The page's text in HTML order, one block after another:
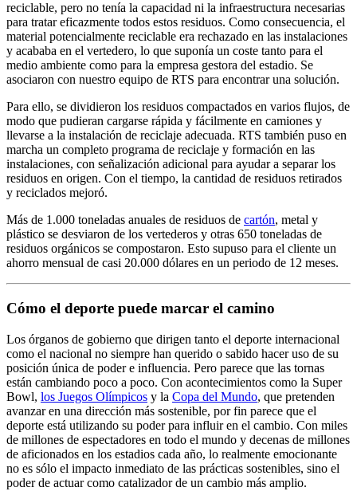
reciclable, pero no tenía la capacidad ni la infraestructura necesarias
para tratar eficazmente todos estos residuos. Como consecuencia, el
material potencialmente reciclable era rechazado en las instalaciones
y acababa en el vertedero, lo que suponía un coste tanto para el
medio ambiente como para la empresa gestora del estadio. Se
asociaron con nuestro equipo de RTS para encontrar una solución.
Para ello, se dividieron los residuos compactados en varios flujos, de
modo que pudieran cargarse rápida y fácilmente en camiones y
llevarse a la instalación de reciclaje adecuada. RTS también puso en
marcha un completo programa de reciclaje y formación en las
instalaciones, con señalización adicional para ayudar a separar los
residuos en origen. Con el tiempo, la cantidad de residuos retirados
y reciclados mejoró.
Más de 1.000 toneladas anuales de residuos de cartón, metal y
plástico se desviaron de los vertederos y otras 650 toneladas de
residuos orgánicos se compostaron. Esto supuso para el cliente un
ahorro mensual de casi 20.000 dólares en un periodo de 12 meses.
Cómo el deporte puede marcar el camino
Los órganos de gobierno que dirigen tanto el deporte internacional
como el nacional no siempre han querido o sabido hacer uso de su
posición única de poder e influencia. Pero parece que las tornas
están cambiando poco a poco. Con acontecimientos como la Super
Bowl, los Juegos Olímpicos y la Copa del Mundo, que pretenden
avanzar en una dirección más sostenible, por fin parece que el
deporte está utilizando su poder para influir en el cambio. Con miles
de millones de espectadores en todo el mundo y decenas de millones
de aficionados en los estadios cada año, lo realmente emocionante
no es sólo el impacto inmediato de las prácticas sostenibles, sino el
poder de actuar como catalizador de un cambio más amplio.